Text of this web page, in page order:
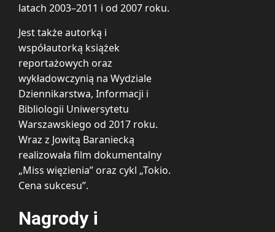
latach 2003–2011 i od 2007 roku.
Jest także autorką i
współautorką książek
reportażowych oraz
wykładowczynią na Wydziale
Dziennikarstwa, Informacji i
Bibliologii Uniwersytetu
Warszawskiego od 2017 roku.
Wraz z Jowitą Baraniecką
realizowała film dokumentalny
„Miss więzienia” oraz cykl „Tokio.
Cena sukcesu”.
Nagrody i